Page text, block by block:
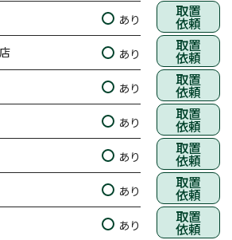
あり 取置
依頼
あり 取置
依頼
あり 取置
依頼
あり 取置
依頼
あり 取置
依頼
あり 取置
依頼
あり 取置
依頼